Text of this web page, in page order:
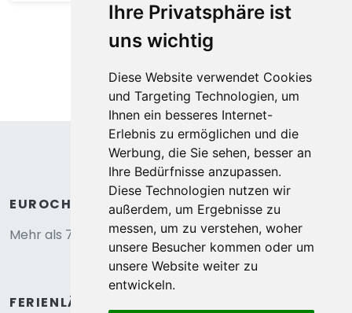
Ihre Privatsphäre ist
uns wichtig
Diese Website verwendet Cookies
und Targeting Technologien, um
Ihnen ein besseres Internet-
Erlebnis zu ermöglichen und die
Werbung, die Sie sehen, besser an
Ihre Bedürfnisse anzupassen.
Diese Technologien nutzen wir
außerdem, um Ergebnisse zu
messen, um zu verstehen, woher
unsere Besucher kommen oder um
unsere Website weiter zu
entwickeln.
EUROCHALETS
Mehr als 70.000 private Ferienhäuser in ganz Europa.
FERIENLÄNDERN